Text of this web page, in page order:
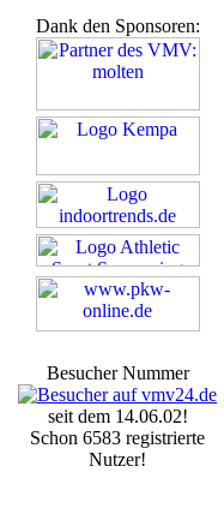
Dank den Sponsoren:
Besucher Nummer
seit dem 14.06.02!
Schon 6583 registrierte
Nutzer!